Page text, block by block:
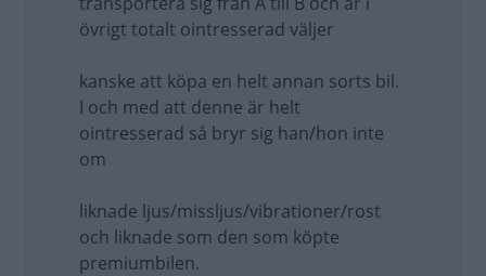
övrigt totalt ointresserad väljer
kanske att köpa en helt annan sorts bil.
I och med att denne är helt
ointresserad så bryr sig han/hon inte
om
liknade ljus/missljus/vibrationer/rost
och liknade som den som köpte
premiumbilen.